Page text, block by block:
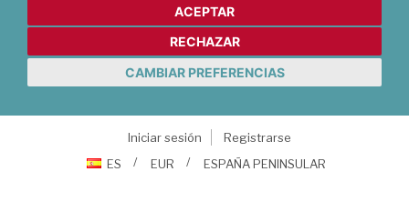
ACEPTAR
RECHAZAR
CAMBIAR PREFERENCIAS
Iniciar sesión
Registrarse
ES
EUR ESPAÑA PENINSULAR